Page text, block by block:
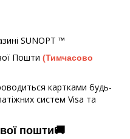
SUNOPT ™
Пошти (Тимчасово
картками будь-
систем Visa та
пошти🚚